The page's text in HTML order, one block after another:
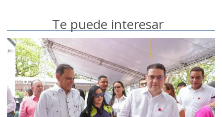
Te puede interesar